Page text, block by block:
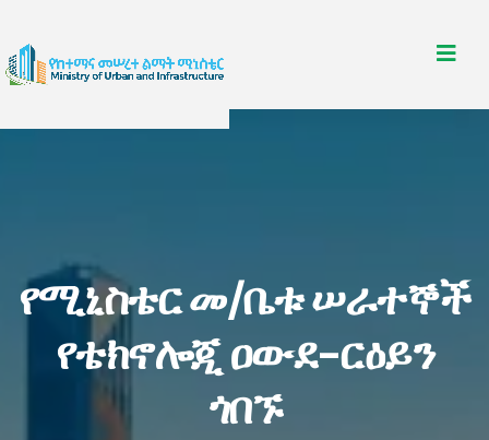
የሚኒስቴር መ/ቤቱ ሠራተኞች
የቴክኖሎጂ ዐውደ-ርዕይን
ጎበኙ